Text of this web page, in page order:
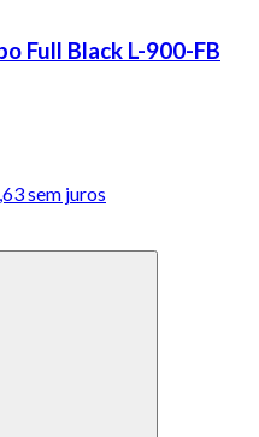
Full Black L-900-FB
sem juros